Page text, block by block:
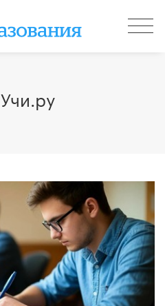
Учи.ру